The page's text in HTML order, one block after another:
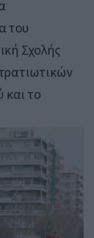
του
Σχολής
και το